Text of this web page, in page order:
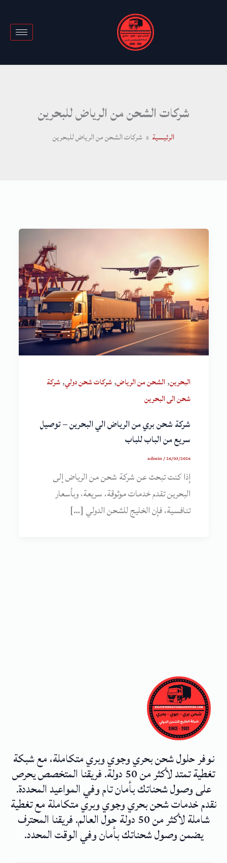
شركات الشحن من الرياض للبحرين
الرئيسية شركات الشحن من الرياض للبحرين
البحرين, الشحن من الرياض,شركات شحن دولي,شركة
شحن الى البحرين
شركة شحن بري من الرياض الي البحرين – توصيل
سريع من الباب للباب
admin/26/03/2026
إذا كنت تبحث عن شركة شحن من الرياض إلى
البحرين تقدم خدمات موثوقة، سريعة، وبأسعار
تنافسية، فإن الخليج للشحن الدولي […]
نوفر حلول شحن بحري وجوي وبري متكاملة، مع شبكة
تغطية تمتد لأكثر من 50 دولة. فريقنا المتخصص يحرص
على وصول شحناتك بأمان تام وفي المواعيد المحددة.
نقدم خدمات شحن بحري وجوي وبري متكاملة مع تغطية
شاملة لأكثر من 50 دولة حول العالم. فريقنا المحترف
يضمن وصول شحناتك بأمان وفي الوقت المحدد.